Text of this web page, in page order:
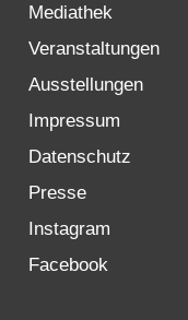
(أوكرمارك)
Online-
Sprache/Language
Mediathek
Veranstaltungen
Ausstellungen
Impressum
Datenschutz
Presse
Instagram
Facebook